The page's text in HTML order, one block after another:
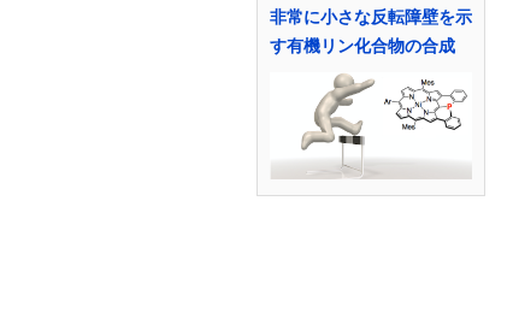
非常に小さな反転障壁を示
す有機リン化合物の合成